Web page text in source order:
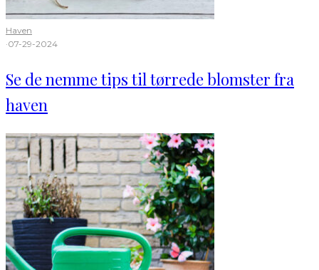
Haven
·07-29-2024
Se de nemme tips til tørrede blomster fra
haven